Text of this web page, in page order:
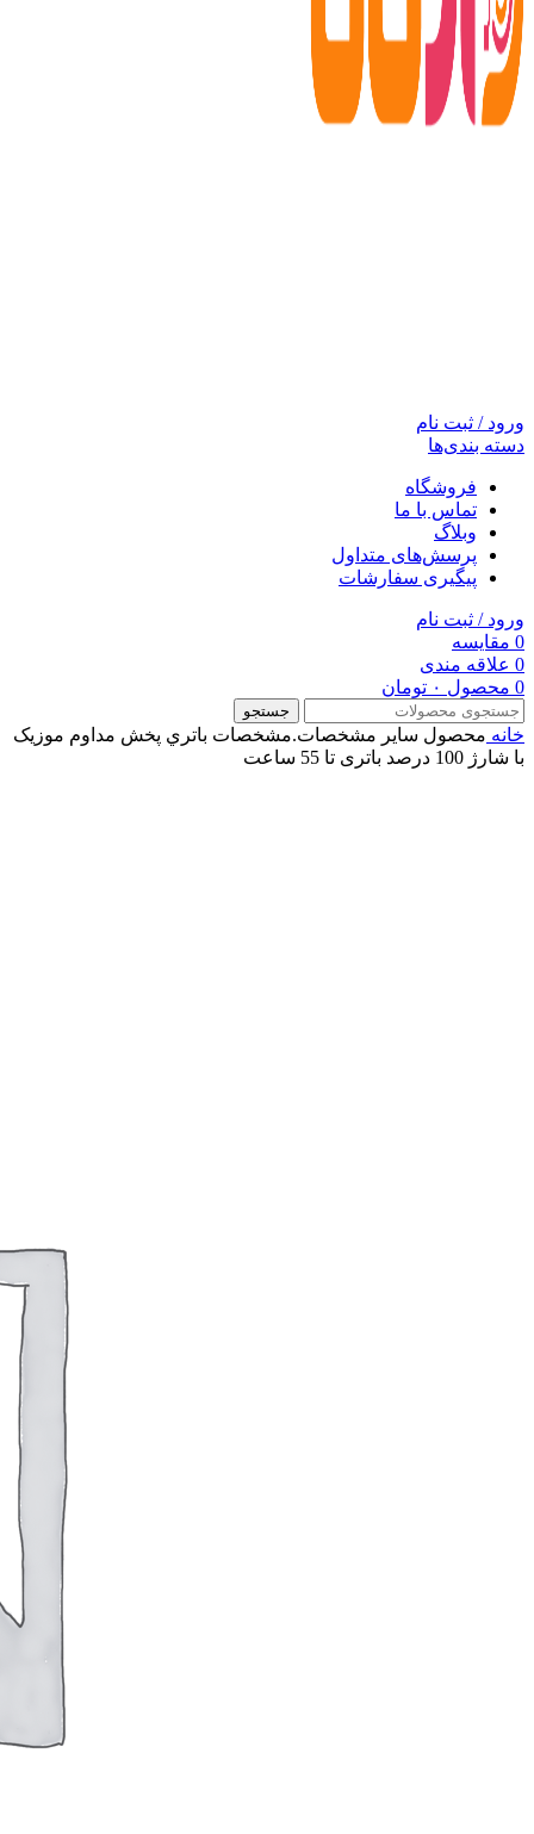
ورود / ثبت نام
دسته بندی‌ها
فروشگاه
تماس با ما
وبلاگ
پرسش‌های متداول
پیگیری سفارشات
ورود / ثبت نام
0 مقایسه
0 علاقه مندی
0 محصول ۰ تومان
جستجو
خانه محصول ساير مشخصات.مشخصات باتري پخش مداوم موزیک
با شارژ 100 درصد باتری تا 55 ساعت